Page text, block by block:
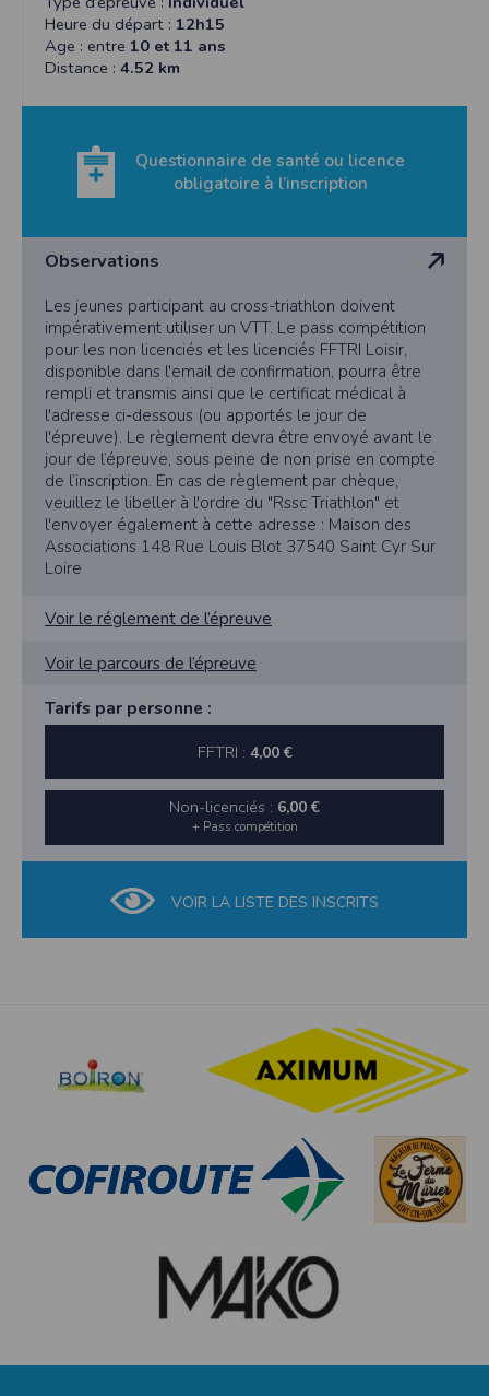
Heure du départ : 12h15
Age : entre 10 et 11 ans
Distance : 4.52 km
Questionnaire de santé ou licence
obligatoire à l’inscription
Observations
Les jeunes participant au cross-triathlon doivent
impérativement utiliser un VTT. Le pass compétition
pour les non licenciés et les licenciés FFTRI Loisir,
disponible dans l'email de confirmation, pourra être
rempli et transmis ainsi que le certificat médical à
l'adresse ci-dessous (ou apportés le jour de
l'épreuve). Le règlement devra être envoyé avant le
jour de l’épreuve, sous peine de non prise en compte
de l’inscription. En cas de règlement par chèque,
veuillez le libeller à l'ordre du "Rssc Triathlon" et
l'envoyer également à cette adresse : Maison des
Associations 148 Rue Louis Blot 37540 Saint Cyr Sur
Loire
Voir le réglement de l’épreuve
Voir le parcours de l’épreuve
Tarifs par personne :
FFTRI : 4,00 €
Non-licenciés : 6,00 €
+ Pass compétition
VOIR LA LISTE DES INSCRITS